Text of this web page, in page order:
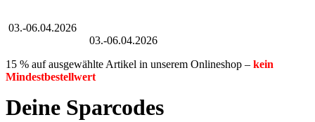
03.-06.04.2026
03.-06.04.2026
15 % auf ausgewählte Artikel in unserem Onlineshop – kein
Mindestbestellwert
Deine Sparcodes